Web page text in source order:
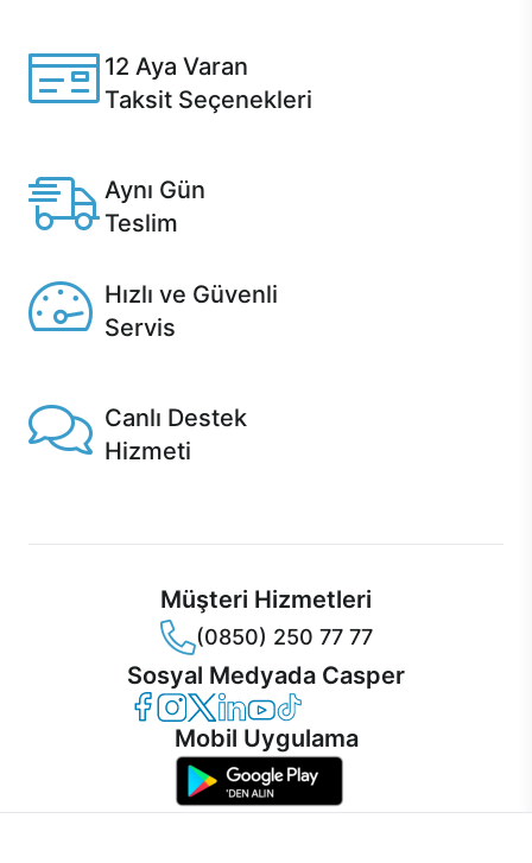
12 Aya Varan
Taksit Seçenekleri
Aynı Gün
Teslim
Hızlı ve Güvenli
Servis
Canlı Destek
Hizmeti
Müşteri Hizmetleri
(0850) 250 77 77
Sosyal Medyada Casper
Casper Facebook
Casper Instagram
Casper Twitter
Casper LinkedIn
Casper YouTube
Casper TikTok
Mobil Uygulama